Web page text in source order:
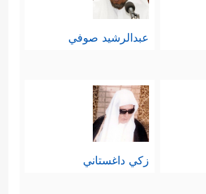
عبدالرشيد صوفي
زكي داغستاني